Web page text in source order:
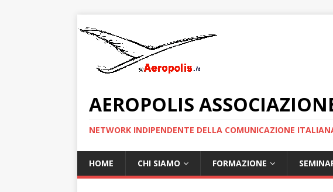
AEROPOLIS
NETWORK INDIPENDENTE DELLA COMUNICAZIONE
HOME CHI SIAMO FORMAZIONE